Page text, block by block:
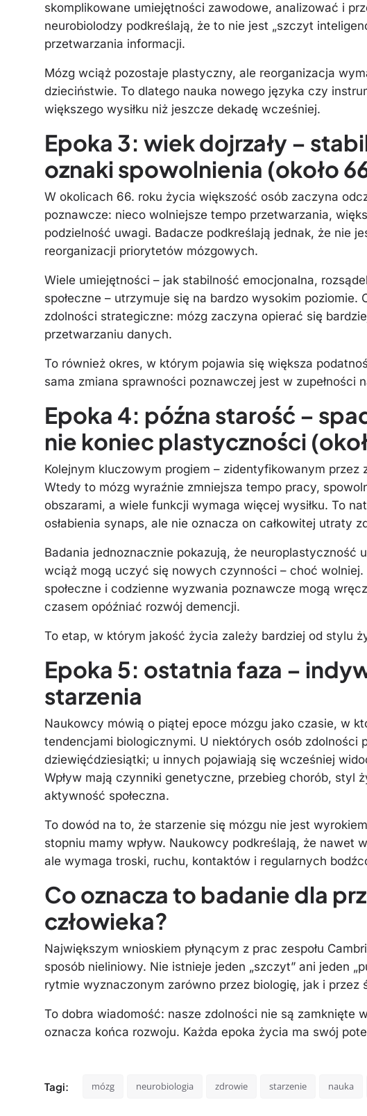
skomplikowane umiejętności zawodowe, analizować i
neurobiolodzy podkreślają, że to nie jest „szczyt
przetwarzania informacji.
Mózg wciąż pozostaje plastyczny, ale reorganizacja
dzieciństwie. To dlatego nauka nowego języka czy
większego wysiłku niż jeszcze dekadę wcześniej.
Epoka 3: wiek dojrzały –
oznaki spowolnienia (około
W okolicach 66. roku życia większość osób zaczyna
poznawcze: nieco wolniejsze tempo przetwarzania,
podzielność uwagi. Badacze podkreślają jednak, że nie
reorganizacji priorytetów mózgowych.
Wiele umiejętności – jak stabilność emocjonalna,
społeczne – utrzymuje się na bardzo wysokim poziomie.
zdolności strategiczne: mózg zaczyna opierać się
przetwarzaniu danych.
To również okres, w którym pojawia się większa
sama zmiana sprawności poznawczej jest w zupełności
Epoka 4: późna starość –
nie koniec plastyczności
Kolejnym kluczowym progiem – zidentyfikowanym przez
Wtedy to mózg wyraźnie zmniejsza tempo pracy,
obszarami, a wiele funkcji wymaga więcej wysiłku. To
osłabienia synaps, ale nie oznacza on całkowitej utraty
Badania jednoznacznie pokazują, że neuroplastyczność
wciąż mogą uczyć się nowych czynności – choć
społeczne i codzienne wyzwania poznawcze mogą
czasem opóźniać rozwój demencji.
To etap, w którym jakość życia zależy bardziej od stylu
Epoka 5: ostatnia faza –
starzenia
Naukowcy mówią o piątej epoce mózgu jako czasie, w
tendencjami biologicznymi. U niektórych osób zdolności
dziewięćdziesiątki; u innych pojawiają się wcześniej
Wpływ mają czynniki genetyczne, przebieg chorób, styl
aktywność społeczna.
To dowód na to, że starzenie się mózgu nie jest
stopniu mamy wpływ. Naukowcy podkreślają, że nawet
ale wymaga troski, ruchu, kontaktów i regularnych
Co oznacza to badanie dla
człowieka?
Największym wnioskiem płynącym z prac zespołu
sposób nieliniowy. Nie istnieje jeden „szczyt” ani jeden
rytmie wyznaczonym zarówno przez biologię, jak i przez
To dobra wiadomość: nasze zdolności nie są zamknięte
oznacza końca rozwoju. Każda epoka życia ma swój
Tagi: mózg neurobiologia zdrowie starzenie nauka